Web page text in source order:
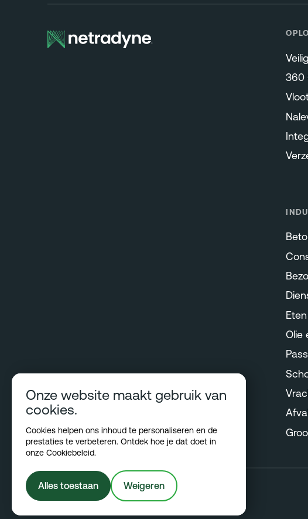
360
Olie
All Rights Reserved © 2026 Netradyne
Onze website maakt gebruik van
cookies.
Cookies helpen ons inhoud te personaliseren en de
prestaties te verbeteren. Ontdek hoe je dat doet in
onze Cookiebeleid.
Alles toestaan Weigeren